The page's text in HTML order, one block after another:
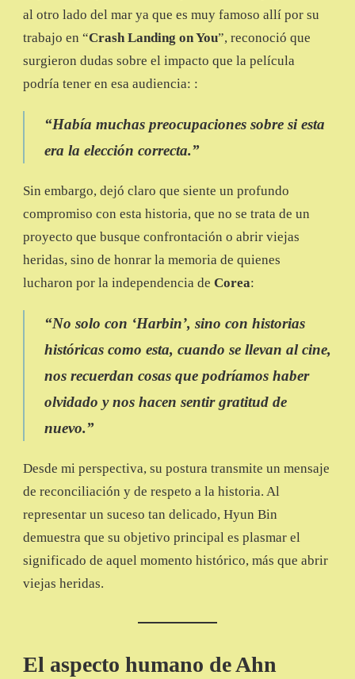
al otro lado del mar ya que es muy famoso allí por su
trabajo en “Crash Landing on You”, reconoció que
surgieron dudas sobre el impacto que la película
podría tener en esa audiencia: :
“Había muchas preocupaciones sobre si esta
era la elección correcta.”
Sin embargo, dejó claro que siente un profundo
compromiso con esta historia, que no se trata de un
proyecto que busque confrontación o abrir viejas
heridas, sino de honrar la memoria de quienes
lucharon por la independencia de Corea:
“No solo con ‘Harbin’, sino con historias
históricas como esta, cuando se llevan al cine,
nos recuerdan cosas que podríamos haber
olvidado y nos hacen sentir gratitud de
nuevo.”
Desde mi perspectiva, su postura transmite un mensaje
de reconciliación y de respeto a la historia. Al
representar un suceso tan delicado, Hyun Bin
demuestra que su objetivo principal es plasmar el
significado de aquel momento histórico, más que abrir
viejas heridas.
El aspecto humano de Ahn